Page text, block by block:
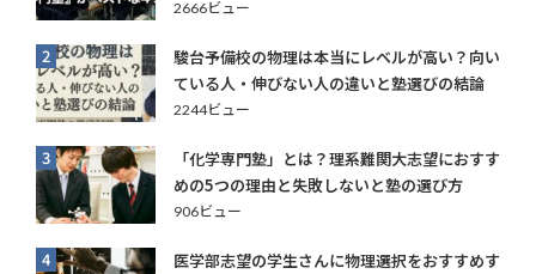
2666ビュー
2
駿台予備校の物理は本当にレベルが高い？向い
ている人・伸びない人の違いと塾選びの結論
2244ビュー
3
「化学専門塾」とは？理系難関大志望におすす
めの5つの理由と失敗しないと塾の選び方
906ビュー
4
医学部志望の学生さんに物理選択をおすすめす